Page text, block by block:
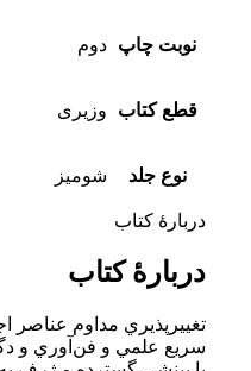
نوبت چاپ دوم
قطع کتاب وزیری
نوع جلد شومیز
دربارهٔ کتاب
دربارهٔ کتاب
تغييرپذيري مداوم عناصر
سريع علمي و فن‌آوري و